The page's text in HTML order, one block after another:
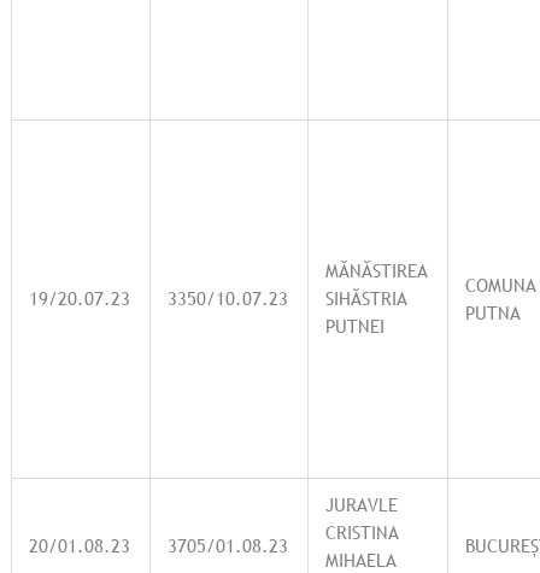
19/20.07.23 3350/10.07.23
MĂNĂSTIREA
SIHĂSTRIA
PUTNEI
COMUNA
PUTNA
20/01.08.23 3705/01.08.23
JURAVLE
CRISTINA
MIHAELA